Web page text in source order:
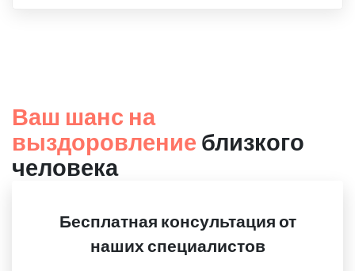
Ваш шанс на
выздоровление близкого
человека
Бесплатная консультация от
наших специалистов